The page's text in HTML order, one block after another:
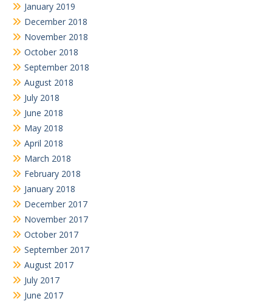
January 2019
December 2018
November 2018
October 2018
September 2018
August 2018
July 2018
June 2018
May 2018
April 2018
March 2018
February 2018
January 2018
December 2017
November 2017
October 2017
September 2017
August 2017
July 2017
June 2017